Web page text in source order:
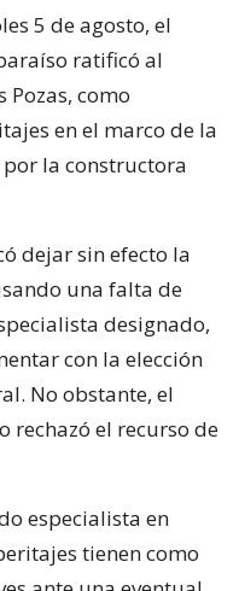
5 de agosto, el
ratificó al
Pozas, como
en el marco de la
la constructora
dejar sin efecto la
una falta de
designado,
con la elección
No obstante, el
rechazó el recurso de
especialista en
tienen como